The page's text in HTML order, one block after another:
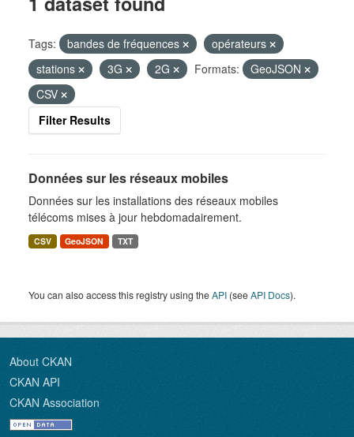
Tags: bandes de fréquences
opérateurs
stations
3G 2G Formats:
GeoJSON
CSV
Filter Results
Données sur les réseaux mobiles
Données sur les installations des réseaux mobiles
télécoms mises à jour hebdomadairement.
CSV GeoJSON TXT
You can also access this registry using theAPI (seeAPI Docs).
About CKAN
CKAN API
CKAN Association